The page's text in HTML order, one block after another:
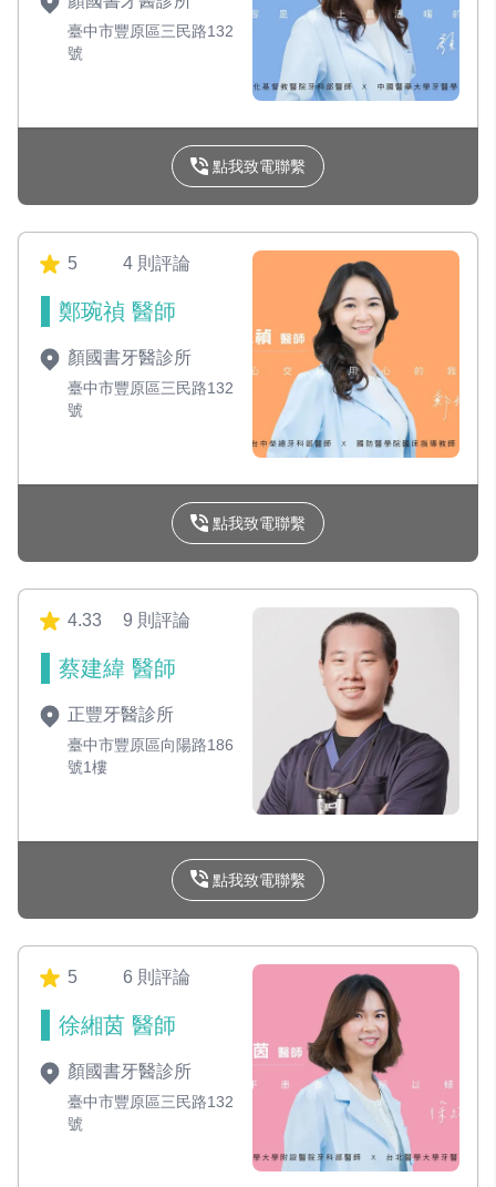
臺中市豐原區三民路132
號
點我致電聯繫
5 4 則評論
鄭琬禎 醫師
顏國書牙醫診所
臺中市豐原區三民路132
號
點我致電聯繫
4.33 9 則評論
蔡建緯 醫師
正豐牙醫診所
臺中市豐原區向陽路186
號1樓
點我致電聯繫
5 6 則評論
徐緗茵 醫師
顏國書牙醫診所
臺中市豐原區三民路132
號